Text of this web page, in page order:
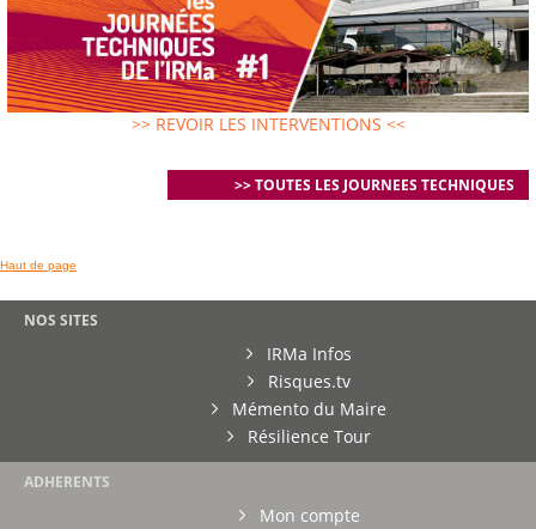
>> REVOIR LES INTERVENTIONS <<
>> TOUTES LES JOURNEES TECHNIQUES
Haut de page
NOS SITES
IRMa Infos
Risques.tv
Mémento du Maire
Résilience Tour
ADHERENTS
Mon compte